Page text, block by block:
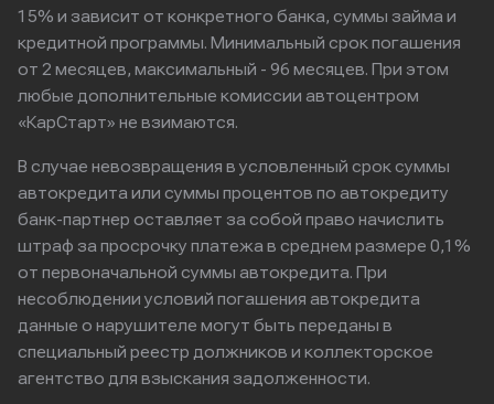
15% и зависит от конкретного банка, суммы займа и
кредитной программы. Минимальный срок погашения
от 2 месяцев, максимальный - 96 месяцев. При этом
любые дополнительные комиссии автоцентром
«КарСтарт» не взимаются.
В случае невозвращения в условленный срок суммы
автокредита или суммы процентов по автокредиту
банк-партнер оставляет за собой право начислить
штраф за просрочку платежа в среднем размере 0,1%
от первоначальной суммы автокредита. При
несоблюдении условий погашения автокредита
данные о нарушителе могут быть переданы в
специальный реестр должников и коллекторское
агентство для взыскания задолженности.